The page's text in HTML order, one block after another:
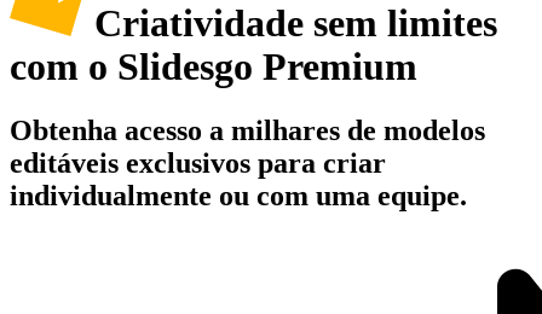
Criatividade sem limites
com o Slidesgo Premium
Obtenha acesso a milhares de modelos
editáveis exclusivos para criar
individualmente ou com uma equipe.